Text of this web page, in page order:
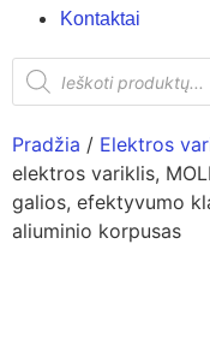
Kontaktai
Pradžia / Elektros
elektros variklis,
galios, efektyvumo
aliuminio korpusas